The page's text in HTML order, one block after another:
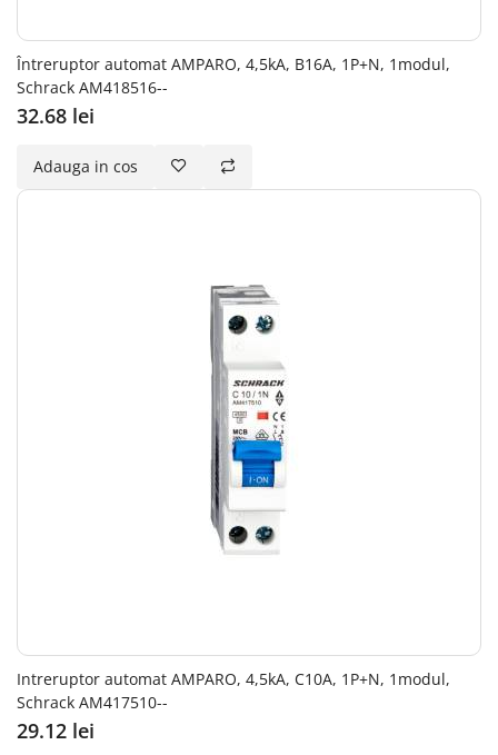
Întreruptor automat AMPARO, 4,5kA, B16A, 1P+N, 1modul,
Schrack AM418516--
32.68 lei
Adauga in cos
Intreruptor automat AMPARO, 4,5kA, C10A, 1P+N, 1modul,
Schrack AM417510--
29.12 lei